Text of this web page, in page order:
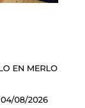
EN MERLO
04/08/2026